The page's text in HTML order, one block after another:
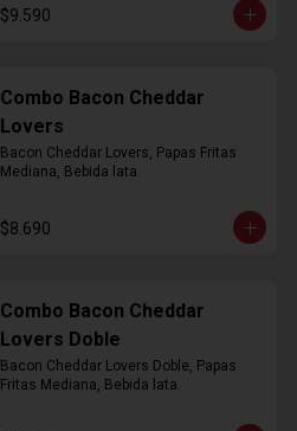
$9.590
Combo Bacon Cheddar
Lovers
Bacon Cheddar Lovers, Papas Fritas
Mediana, Bebida lata.
$8.690
Combo Bacon Cheddar
Lovers Doble
Bacon Cheddar Lovers Doble, Papas
Fritas Mediana, Bebida lata.